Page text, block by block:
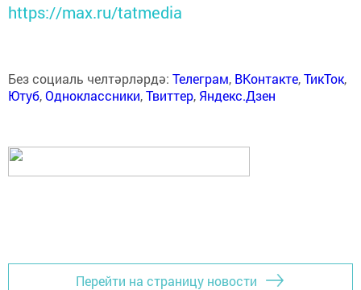
https://max.ru/tatmedia
Без социаль челтәрләрдә: Телеграм, ВКонтакте,ТикТок,
Ютуб,Одноклассники,Твиттер, Яндекс.Дзен
Перейти на страницу новости